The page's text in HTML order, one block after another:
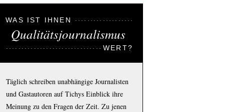
WAS IST IHNEN
Qualitätsjournalismus
WERT?
Täglich schreiben unabhängige Journalisten
und Gastautoren auf Tichys Einblick ihre
Meinung zu den Fragen der Zeit. Zu jenen